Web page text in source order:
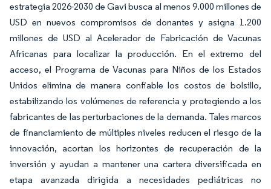
estrategia 2026-2030 de Gavi busca al menos 9.000 millones de
USD en nuevos compromisos de donantes y asigna 1.200
millones de USD al Acelerador de Fabricación de Vacunas
Africanas para localizar la producción. En el extremo del
acceso, el Programa de Vacunas para Niños de los Estados
Unidos elimina de manera confiable los costos de bolsillo,
estabilizando los volúmenes de referencia y protegiendo a los
fabricantes de las perturbaciones de la demanda. Tales marcos
de financiamiento de múltiples niveles reducen el riesgo de la
innovación, acortan los horizontes de recuperación de la
inversión y ayudan a mantener una cartera diversificada en
etapa avanzada dirigida a necesidades pediátricas no